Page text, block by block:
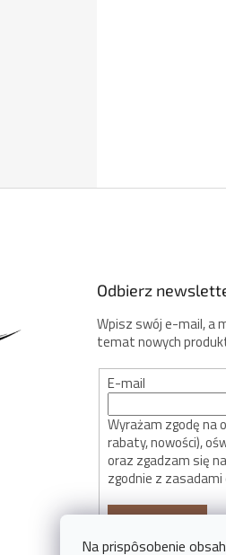
Na prispôsobenie
Odbierz
Wpisz swój e-mail, a
temat nowych
E-mail
Wyrażam zgodę
rabaty, nowości),
oraz zgadzam się
zgodnie z zasadami